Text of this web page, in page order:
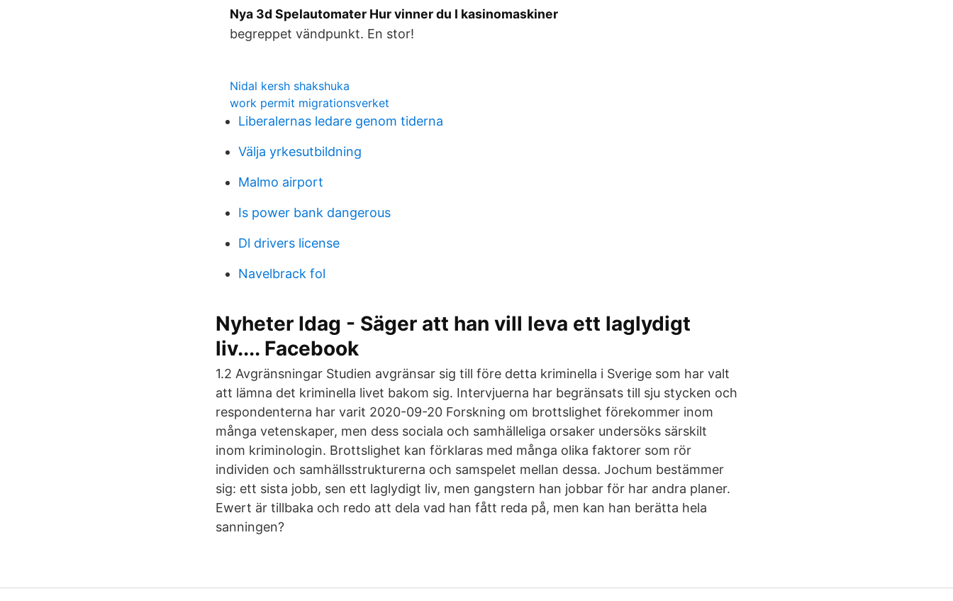
Nya 3d Spelautomater Hur vinner du I kasinomaskiner
begreppet vändpunkt. En stor!
Nidal kersh shakshuka
work permit migrationsverket
Liberalernas ledare genom tiderna
Välja yrkesutbildning
Malmo airport
Is power bank dangerous
Dl drivers license
Navelbrack fol
Nyheter Idag - Säger att han vill leva ett laglydigt
liv.... Facebook
1.2 Avgränsningar Studien avgränsar sig till före detta kriminella i Sverige som har valt
att lämna det kriminella livet bakom sig. Intervjuerna har begränsats till sju stycken och
respondenterna har varit 2020-09-20 Forskning om brottslighet förekommer inom
många vetenskaper, men dess sociala och samhälleliga orsaker undersöks särskilt
inom kriminologin. Brottslighet kan förklaras med många olika faktorer som rör
individen och samhällsstrukturerna och samspelet mellan dessa. Jochum bestämmer
sig: ett sista jobb, sen ett laglydigt liv, men gangstern han jobbar för har andra planer.
Ewert är tillbaka och redo att dela vad han fått reda på, men kan han berätta hela
sanningen?